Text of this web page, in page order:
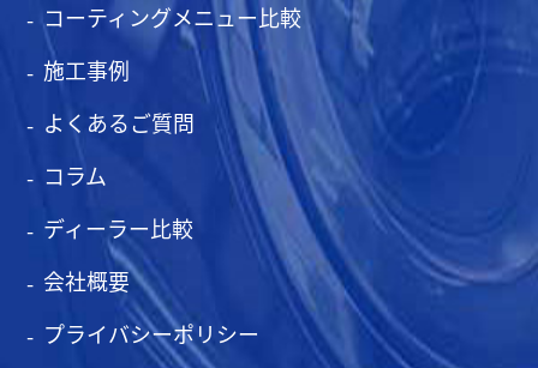
コーティングメニュー比較
施工事例
よくあるご質問
コラム
ディーラー比較
会社概要
プライバシーポリシー